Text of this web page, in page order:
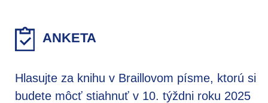
ANKETA
Hlasujte za knihu v Braillovom písme, ktorú si
budete môcť stiahnuť v 10. týždni roku 2025